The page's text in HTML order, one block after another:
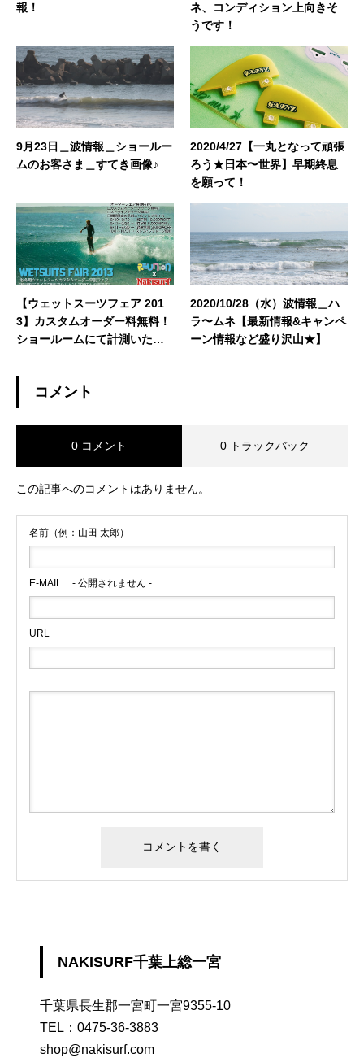
報！
ネ、コンディション上向きそ
うです！
9月23日＿波情報＿ショールー
ムのお客さま＿すてき画像♪
2020/4/27【一丸となって頑張
ろう★日本〜世界】早期終息
を願って！
【ウェットスーツフェア 201
3】カスタムオーダー料無料！
ショールームにて計測いたし
2020/10/28（水）波情報＿ハ
ラ〜ムネ【最新情報&キャンペ
ーン情報など盛り沢山★】
コメント
0 コメント 0 トラックバック
この記事へのコメントはありません。
名前（例：山田 太郎）
E-MAIL - 公開されません -
URL
NAKISURF千葉上総一宮
千葉県長生郡一宮町一宮9355-10
TEL： 0475-36-3883
shop@nakisurf.com